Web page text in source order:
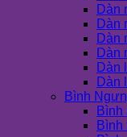
Dàn
Dàn
Dàn
Dàn
Dàn
Dàn
Bình